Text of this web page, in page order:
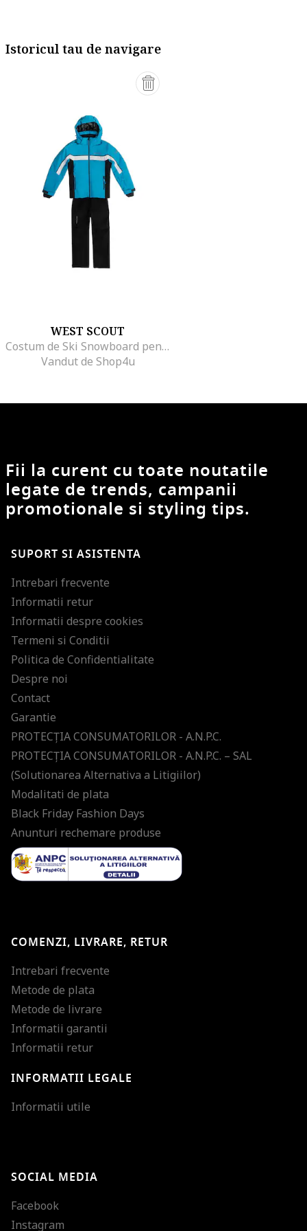
Istoricul tau de navigare
WEST SCOUT
Costum de Ski Snowboard pentru copii 176WSGY00395
Vandut de Shop4u
Fii la curent cu toate noutatile
legate de trends, campanii
promotionale si styling tips.
SUPORT SI ASISTENTA
Intrebari frecvente
Informatii retur
Informatii despre cookies
Termeni si Conditii
Politica de Confidentialitate
Despre noi
Contact
Garantie
PROTECŢIA CONSUMATORILOR - A.N.P.C.
PROTECŢIA CONSUMATORILOR - A.N.P.C. – SAL
(Solutionarea Alternativa a Litigiilor)
Modalitati de plata
Black Friday Fashion Days
Anunturi rechemare produse
COMENZI, LIVRARE, RETUR
Intrebari frecvente
Metode de plata
Metode de livrare
Informatii garantii
Informatii retur
INFORMATII LEGALE
Informatii utile
SOCIAL MEDIA
Facebook
Instagram